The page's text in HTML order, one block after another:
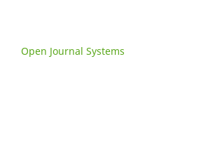
Open Journal Systems